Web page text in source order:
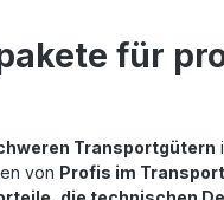
für
Transportgütern
von Profis im